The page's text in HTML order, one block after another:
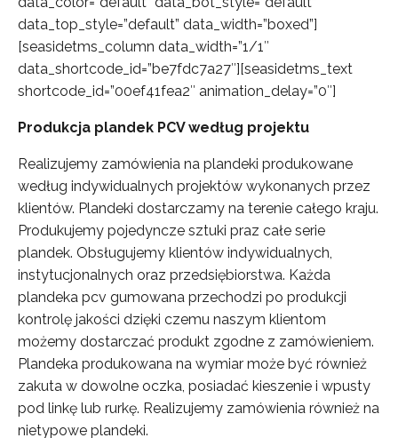
data_top_style=”default” data_width=”boxed”]
[seasidetms_column data_width=”1/1″
data_shortcode_id=”be7fdc7a27″][seasidetms_text
shortcode_id=”00ef41fea2″ animation_delay=”0″]
Produkcja plandek PCV według projektu
Realizujemy zamówienia na plandeki produkowane
według indywidualnych projektów wykonanych przez
klientów. Plandeki dostarczamy na terenie całego kraju.
Produkujemy pojedyncze sztuki praz całe serie
plandek. Obsługujemy klientów indywidualnych,
instytucjonalnych oraz przedsiębiorstwa. Każda
plandeka pcv gumowana przechodzi po produkcji
kontrolę jakości dzięki czemu naszym klientom
możemy dostarczać produkt zgodne z zamówieniem.
Plandeka produkowana na wymiar może być również
zakuta w dowolne oczka, posiadać kieszenie i wpusty
pod linkę lub rurkę. Realizujemy zamówienia również na
nietypowe plandeki.